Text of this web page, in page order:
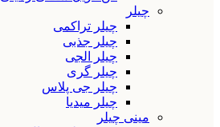
چیلر
چیلر تراکمی
چیلر جذبی
چیلر الجی
چیلر گری
چیلر جی پلاس
چیلر میدیا
مینی چیلر